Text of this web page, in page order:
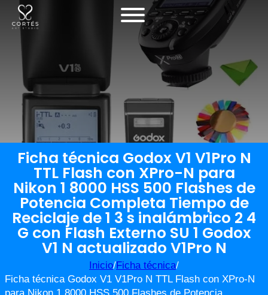
Ficha técnica Godox V1 V1Pro N
TTL Flash con XPro-N para
Nikon 1 8000 HSS 500 Flashes de
Potencia Completa Tiempo de
Reciclaje de 1 3 s inalámbrico 2 4
G con Flash Externo SU 1 Godox
V1 N actualizado V1Pro N
Inicio/Ficha técnica/
Ficha técnica Godox V1 V1Pro N TTL Flash con XPro-N